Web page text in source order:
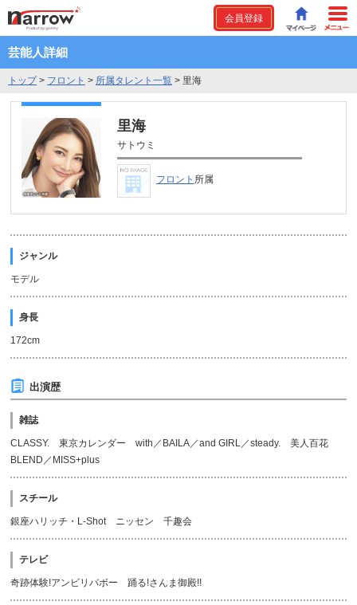
会員登録
芸能人詳細
トップ> フロント > 所属タレント一覧 > 里海
里海
サトウミ
フロント 所属
ジャンル
モデル
身長
172cm
出演歴
雑誌
CLASSY. 東京カレンダー with／BAILA／and GIRL／steady. 美人百花
BLEND／MISS+plus
スチール
銀座ハリッチ・L-Shot ニッセン 千趣会
テレビ
奇跡体験!アンビリバボー 踊る!さんま御殿!!